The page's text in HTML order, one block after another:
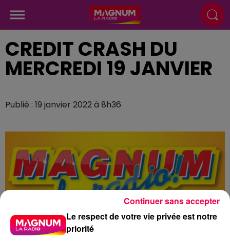
CREDIT CRASH DU
MERCREDI 19 JANVIER
Publié : 19 janvier 2022 à 8h36
Le respect de votre vie privée est notre
priorité
Continuer sans accepter